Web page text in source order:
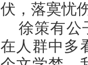
伏，落寞忧
徐策有公
在人群中多